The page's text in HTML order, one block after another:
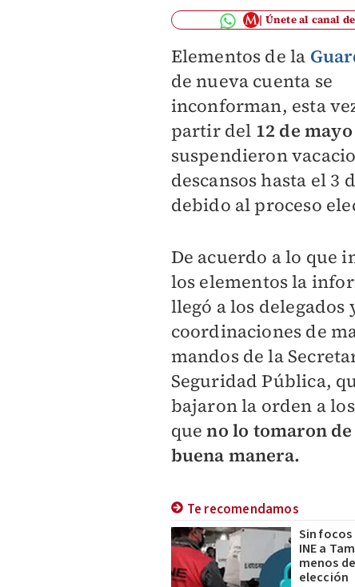
Únete al canal
Elementos de la
de nueva cuenta se
inconforman, esta
partir del 12 de mayo
suspendieron
descansos hasta el 3
debido al proceso
De acuerdo a lo que
los elementos la
llegó a los delegados
coordinaciones de
mandos de la
Seguridad Pública,
bajaron la orden a
queno lo tomaron
buena manera.
Te recomendamos
Sin
INE a
menos
elección